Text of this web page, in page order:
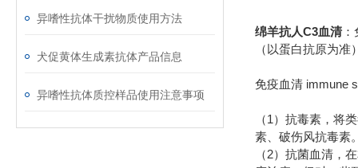
异嗜性抗体干扰物质使用方法
犬促黄体生成素抗体产品信息
异嗜性抗体质控样品使用注意事项
绵羊抗人C3血清
（以蛋白抗原为
免疫血清 immune
（1）抗毒素，将
素、破伤风抗毒素
（2）抗菌血清，